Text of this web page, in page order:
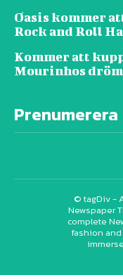
Oasis kommer
Rock and Roll
Kommer att
Mourinhos
Prenumerera
© tagDiv -
Newspaper
complete
fashion